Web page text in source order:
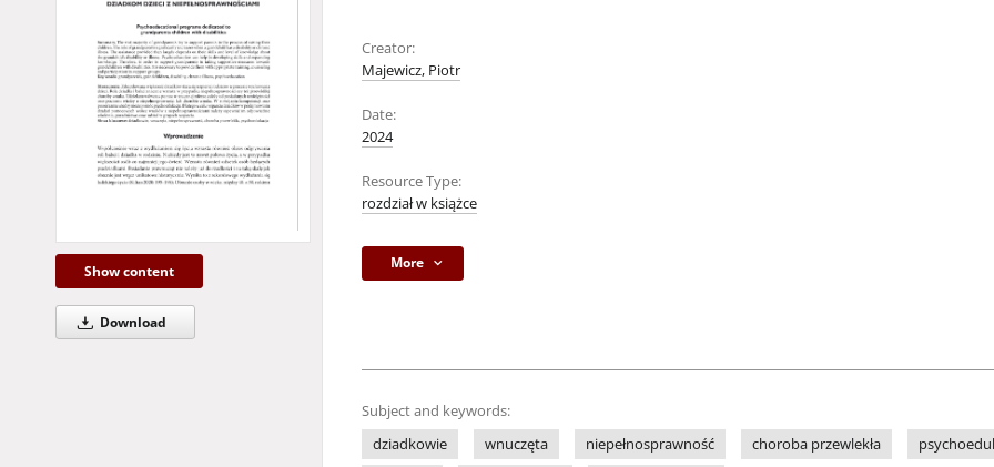
Show content
Download
Creator:
Majewicz, Piotr
Date:
2024
Resource Type:
rozdział w książce
More
Subject and keywords:
dziadkowie
wnuczęta niepełnosprawność choroba przewlekła